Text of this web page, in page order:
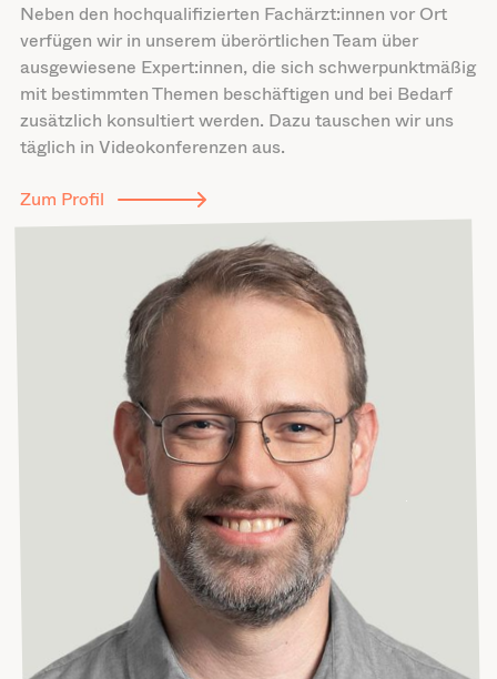
Neben den hochqualifizierten Fachärzt:innen vor Ort
verfügen wir in unserem überörtlichen Team über
ausgewiesene Expert:innen, die sich schwerpunktmäßig
mit bestimmten Themen beschäftigen und bei Bedarf
zusätzlich konsultiert werden. Dazu tauschen wir uns
täglich in Videokonferenzen aus.
Zum Profil